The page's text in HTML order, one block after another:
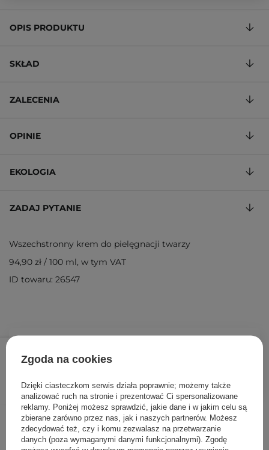
OPIS PRODUKTU
SKŁAD
ZALECENIA
OPINIE
EKOLOGIA
ZADAJ PYTANIE
Wszechstronny krem do pielęgnacji twarzy
94,90 zł / 100 ml, w tym VAT
ID towaru: 26547
Inni klienci sprawdzali również
Zgoda na cookies
Dzięki ciasteczkom serwis działa poprawnie; możemy także
analizować ruch na stronie i prezentować Ci spersonalizowane
reklamy. Poniżej możesz sprawdzić, jakie dane i w jakim celu są
zbierane zarówno przez nas, jak i naszych partnerów. Możesz
zdecydować też, czy i komu zezwalasz na przetwarzanie
danych (poza wymaganymi danymi funkcjonalnymi). Zgodę